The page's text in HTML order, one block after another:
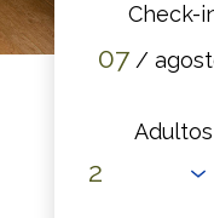
Check-
07 /
Adultos